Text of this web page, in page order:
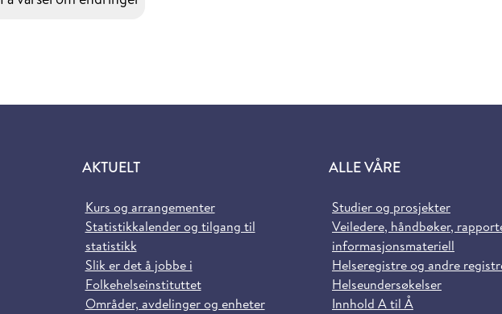
AKTUELT
Kurs og arrangementer
Statistikkalender og tilgang til
statistikk
Slik er det å jobbe i
Folkehelseinstituttet
Områder, avdelinger og enheter
ALLE VÅRE
Studier og prosjekter
Veiledere, håndbøker,
informasjonsmateriell
Helseregistre og andre
Helseundersøkelser
Innhold A til Å